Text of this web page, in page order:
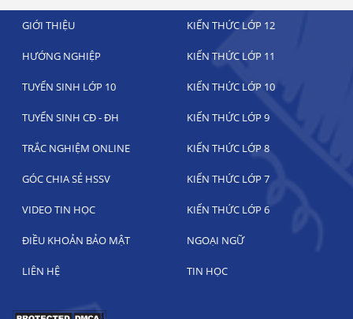
GIỚI THIỆU KIẾN THỨC LỚP 12
HƯỚNG NGHIỆP KIẾN THỨC LỚP 11
TUYỂN SINH LỚP 10 KIẾN THỨC LỚP 10
TUYỂN SINH CĐ - ĐH KIẾN THỨC LỚP 9
TRẮC NGHIỆM ONLINE KIẾN THỨC LỚP 8
GÓC CHIA SẺ HSSV KIẾN THỨC LỚP 7
VIDEO TIN HỌC KIẾN THỨC LỚP 6
ĐIỀU KHOẢN BẢO MẬT NGOẠI NGỮ
LIÊN HỆ TIN HỌC